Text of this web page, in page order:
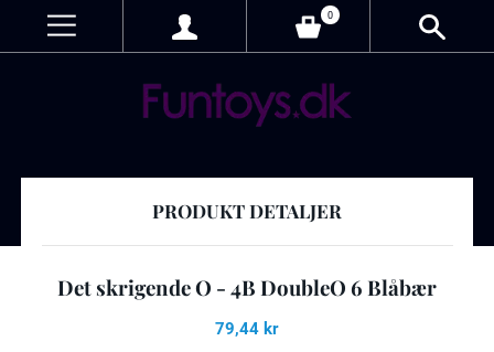
0
PRODUKT DETALJER
Det skrigende O - 4B DoubleO 6 Blåbær
79,44 kr